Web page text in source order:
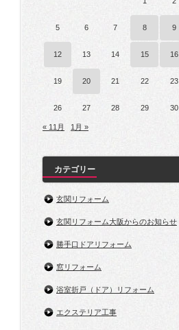
5 6 7 8 9
12 13 14 15 16
19 20 21 22 23
26 27 28 29 30
« 11月 1月 »
カテゴリー
玄関リフォーム
玄関リフォーム大阪からのお知らせ
勝手口ドアリフォーム
窓リフォーム
浴室折戸（ドア）リフォーム
エクステリア工事